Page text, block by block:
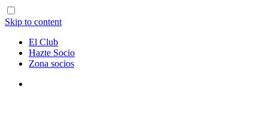
Skip to content
El Club
Hazte Socio
Zona socios